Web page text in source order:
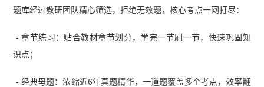
题库经过教研团队精心筛选，拒绝无效题，核心考点一网打尽：
- 章节练习：贴合教材章节划分，学完一节刷一节，快速巩固知
识点；
- 经典母题：浓缩近6年真题精华，一道题覆盖多个考点，效率翻